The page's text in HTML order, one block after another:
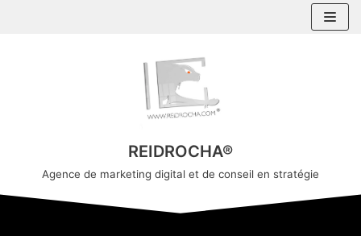
REIDROCHA®
Agence de marketing digital et de conseil en stratégie